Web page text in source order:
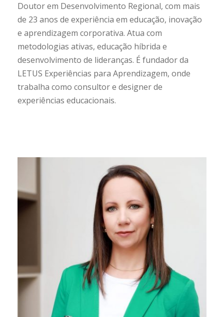
Doutor em Desenvolvimento Regional, com mais
de 23 anos de experiência em educação, inovação
e aprendizagem corporativa. Atua com
metodologias ativas, educação híbrida e
desenvolvimento de lideranças. É fundador da
LETUS Experiências para Aprendizagem, onde
trabalha como consultor e designer de
experiências educacionais.